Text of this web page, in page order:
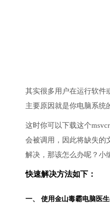
其实很多用户在运行软件
主要原因就是你电脑系统
这时你可以下载这个
会被调用，因此将缺失的
解决，那该怎么办呢？小
快速解决方法如下：
一、 使用金山毒霸电脑医生